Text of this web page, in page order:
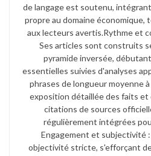
de langage est soutenu,
propre au domaine
aux lecteurs avertis.​ Rythme et
Ses articles sont construits
pyramide inversée,
essentielles suivies d'analyses
phrases de longueur moyenne
exposition détaillée des faits
citations de sources
régulièrement intégrées
Engagement et subjectivité
objectivité stricte, s'efforçant